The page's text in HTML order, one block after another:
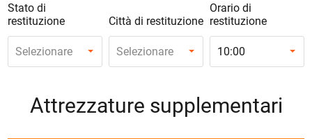
Stato di
restituzione
Città di restituzione
Orario di
restituzione
Selezionare Selezionare 10:00
Attrezzature supplementari